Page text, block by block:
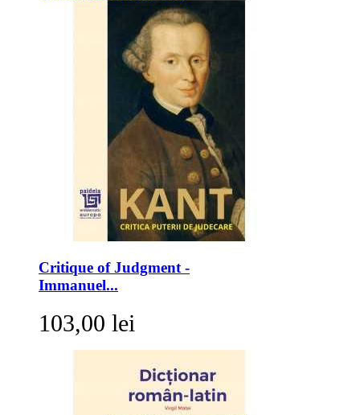
Critique of Judgment -
Immanuel...
103,00 lei